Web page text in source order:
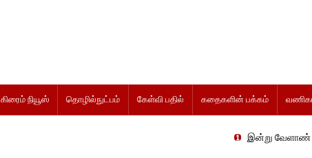
கிரைம் நியூஸ் தொழில்நுட்பம் கேள்வி பதில் கதைகளின் பக்கம்
இன்று வேளாண் நிதிநிலை